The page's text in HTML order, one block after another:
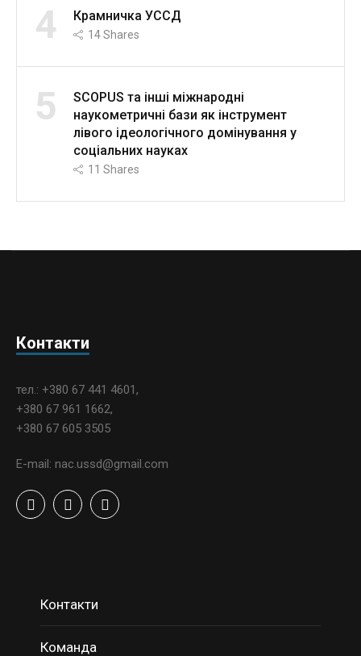
4 Крамничка УССД
14Shares
5
SCOPUS та інші міжнародні
наукометричні бази як інструмент
лівого ідеологічного домінування у
соціальних науках
11 Shares
Контакти
тел.: +380 67 441 4601,
+380 67 961 1662,
+380 67 605 3505
E-mail: nac.ussd@gmail.com
Контакти
Команда